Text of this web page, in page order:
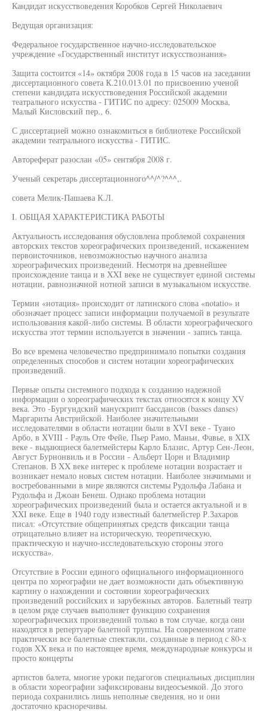
Кандидат искусствоведения Коробков Сергей Николаевич
Ведущая организация:
Федеральное государственное научно-исследовательское
учреждение «Государственный институт искусствознания»
Защита состоится «14» октября 2008 года в 15 часов на заседании
диссертационного совета К.210.013.01 по присвоению ученой
степени кандидата искусствоведения Российской академии
театрального искусства - ГИТИС по адресу: 025009 Москва,
Малый Кисловский пер., 6.
С диссертацией можно ознакомиться в библиотеке Российской
академии театрального искусства - ГИТИС.
Автореферат разослан «05» сентября 2008 г.
Ученый секретарь диссертационного^^/^?^^^,.
совета Мелик-Пашаева К.Л.
I. ОБЩАЯ ХАРАКТЕРИСТИКА РАБОТЫ
Актуальность исследования обусловлена проблемой сохранения
авторских текстов хореографических произведений, искажением
первоисточников, невозможностью научного анализа
хореографических произведений. Несмотря на древнейшее
происхождение танца и в XXI веке не существует единой системы
нотации, равнозначной нотной записи в музыкальном искусстве.
Термин «нотация» происходит от латинского слова «notatio» и
обозначает процесс записи информации получаемой в результате
использования какой-либо системы. В области хореографического
искусства этот термин используется в значении - запись танца.
Во все времена человечество предпринимало попытки создания
определенных способов и систем нотации хореографических
произведений.
Первые опыты системного подхода к созданию надежной
информации о хореографических текстах относятся к концу XV
века. Это -Бургундский манускрипт бассдансов (basses danses)
Маргариты Австрийской. Наиболее значительными
исследователями в области нотации были в XVI веке - Туано
Арбо, в XVIII - Рауль Оте Фейе, Пьер Рамо, Маньи, Фавье, в XIX
веке - выдающиеся балетмейстеры Карло Блазис, Артур Сен-Леон,
Август Бурнонвиль и в России - Альберт Цорн и Владимир
Степанов. В XX веке интерес к проблеме нотации возрастает и
возникает немало новых систем нотации. Наиболее значимыми и
востребованными в мире являются системы Рудольфа Лабана и
Рудольфа и Джоан Бенеш. Однако проблема нотации
хореографических произведений была и остается актуальной и в
XXI веке. Еще в 1940 году известный балетмейстер Р.Захаров
писал: «Отсутствие общепринятых средств фиксации танца
отрицательно влияет на историческую, теоретическую,
практическую и научно-исследовательскую стороны этого
искусства».
Отсутствие в России единого официального информационного
центра по хореографии не дает возможности дать объективную
картину о нахождении и состоянии хореографических
произведений российских и зарубежных авторов. Балетный театр
в целом ряде случаев выполняет функцию сохранения
хореографических произведений только в том случае, когда они
находятся в репертуаре балетной труппы. На современном этапе
практически все балетные спектакли, созданные в период с 80-х
годов XX века и по настоящее время, международные конкурсы и
просто концерты
артистов балета, многие уроки педагогов специальных дисциплин
в области хореографии зафиксированы видеосъемкой. До этого
периода сохранились лишь неполные сведения, но и они
достаточно красноречивы.